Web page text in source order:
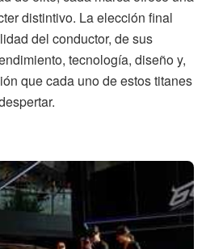
distintivo. La elección final
del conductor, de sus
tecnología, diseño y,
que cada uno de estos titanes